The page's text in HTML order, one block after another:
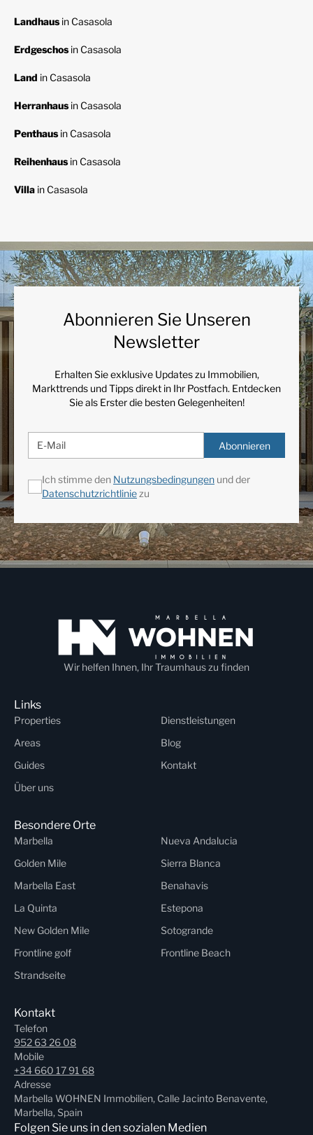
Landhausin Casasola
Erdgeschosin Casasola
Land in Casasola
Herranhausin Casasola
Penthausin Casasola
Reihenhausin Casasola
Villa in Casasola
Abonnieren Sie Unseren
Newsletter
Erhalten Sie exklusive Updates zu Immobilien,
Markttrends und Tipps direkt in Ihr Postfach. Entdecken
Sie als Erster die besten Gelegenheiten!
Abonnieren
Ich stimme den Nutzungsbedingungen und der
Datenschutzrichtlinie zu
Wir helfen Ihnen, Ihr Traumhaus zu finden
Links
Properties
Dienstleistungen
Areas
Blog
Guides
Kontakt
Über uns
Besondere Orte
Marbella
Nueva Andalucia
Golden Mile
Sierra Blanca
Marbella East
Benahavis
La Quinta
Estepona
New Golden Mile
Sotogrande
Frontline golf
Frontline Beach
Strandseite
Kontakt
Telefon
952 63 26 08
Mobile
+34 660 17 91 68
Adresse
Marbella WOHNEN Immobilien, Calle Jacinto Benavente,
Marbella, Spain
Folgen Sie uns in den sozialen Medien